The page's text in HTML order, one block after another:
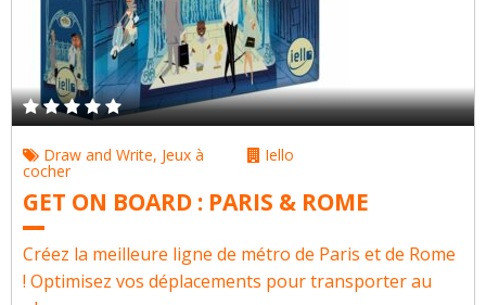
Draw and Write, Jeux à
cocher
Iello
GET ON BOARD : PARIS & ROME
Créez la meilleure ligne de métro de Paris et de Rome
! Optimisez vos déplacements pour transporter au